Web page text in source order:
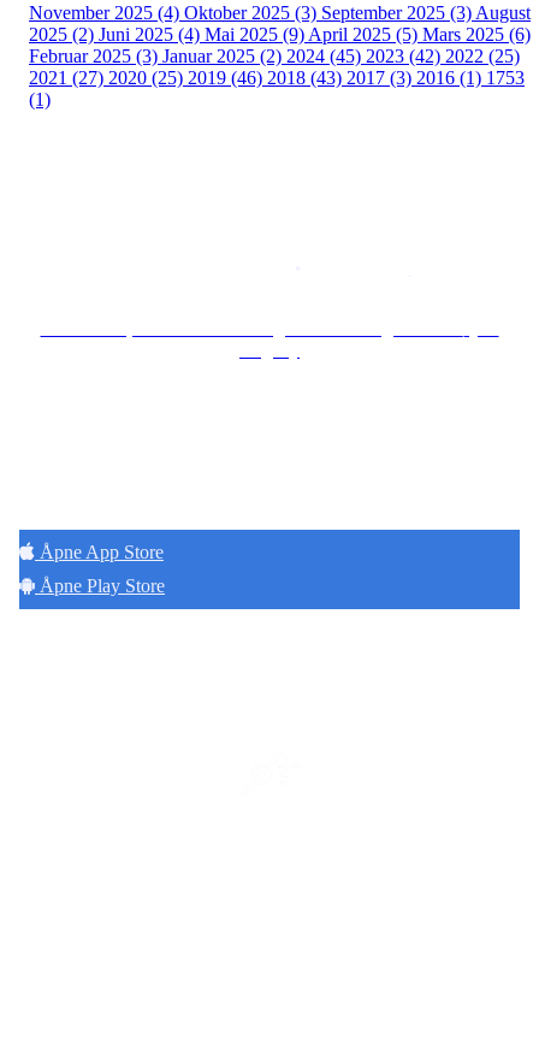
November 2025 (4) Oktober 2025 (3) September 2025 (3) August
2025 (2) Juni 2025 (4) Mai 2025 (9) April 2025 (5) Mars 2025 (6)
Februar 2025 (3) Januar 2025 (2) 2024 (45) 2023 (42) 2022 (25)
2021 (27) 2020 (25) 2019 (46) 2018 (43) 2017 (3) 2016 (1) 1753
(1)
Åpne App Store
Åpne Play Store